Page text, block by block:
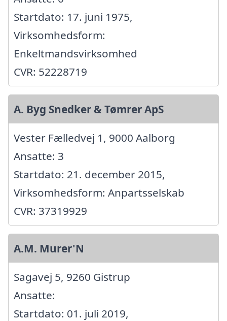
Startdato: 17. juni 1975,
Virksomhedsform:
Enkeltmandsvirksomhed
CVR: 52228719
A. Byg Snedker & Tømrer ApS
Vester Fælledvej 1, 9000 Aalborg
Ansatte: 3
Startdato: 21. december 2015,
Virksomhedsform: Anpartsselskab
CVR: 37319929
A.M. Murer'N
Sagavej 5, 9260 Gistrup
Ansatte:
Startdato: 01. juli 2019,